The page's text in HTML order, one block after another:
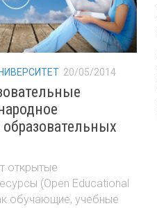
20/05/2014
открытые
(Open Educational
обучающие, учебные